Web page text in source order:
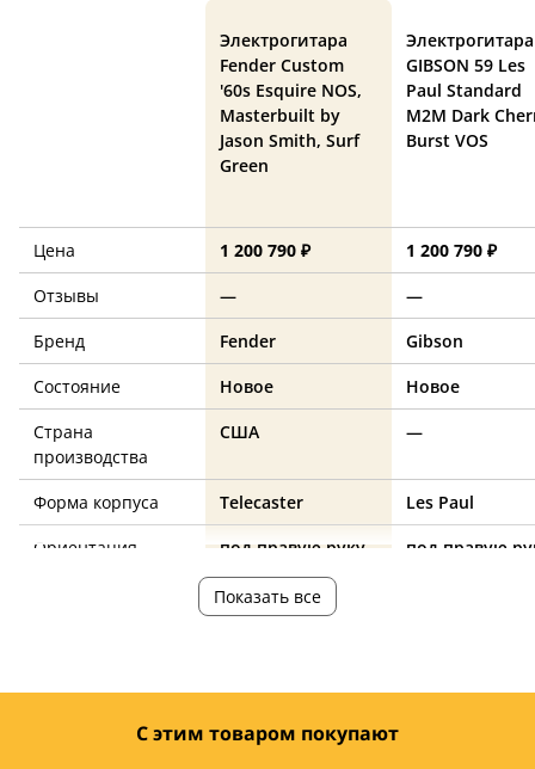
Электрогитара
Fender Custom
'60s Esquire NOS,
Masterbuilt by
Jason Smith, Surf
Green
Электрогитара
GIBSON 59 Les
Paul Standard
M2M Dark
Burst VOS
Цена 1 200 790 ₽
1 200 790 ₽
Отзывы
—
—
Бренд
Fender
Gibson
Состояние
Новое
Новое
Страна
производства
США —
Форма корпуса Telecaster
Les Paul
Ориентация
под правую руку
под правую
6
Ширина верхнего
42
Показать все
С этим товаром покупают